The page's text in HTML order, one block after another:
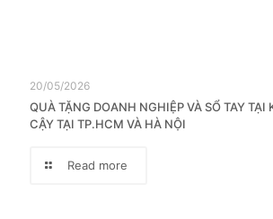
20/05/2026
QUÀ TẶNG DOANH NGHIỆP VÀ SỔ TAY TẠI
CẬY TẠI TP.HCM VÀ HÀ NỘI
Read more